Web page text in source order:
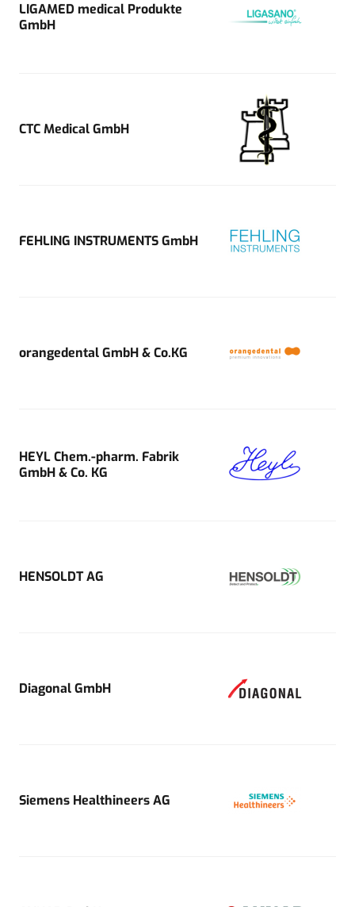
LIGAMED medical Produkte
GmbH
CTC Medical GmbH
FEHLING INSTRUMENTS GmbH
orangedental GmbH & Co.KG
HEYL Chem.-pharm. Fabrik
GmbH & Co. KG
HENSOLDT AG
Diagonal GmbH
Siemens Healthineers AG